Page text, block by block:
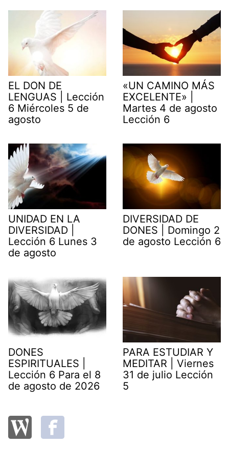
EL DON DE
LENGUAS | Lección
6 Miércoles 5 de
agosto
«UN CAMINO MÁS
EXCELENTE» |
Martes 4 de agosto
Lección 6
UNIDAD EN LA
DIVERSIDAD |
Lección 6 Lunes 3
de agosto
DIVERSIDAD DE
DONES | Domingo 2
de agosto Lección 6
DONES
ESPIRITUALES |
Lección 6 Para el 8
de agosto de 2026
PARA ESTUDIAR Y
MEDITAR | Viernes
31 de julio Lección
5